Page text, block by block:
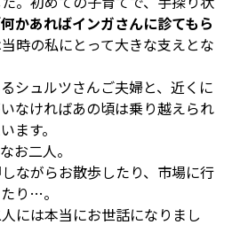
何かあればインガさんに診てもら
時の私にとって大きな支えとな
シュルツさんご夫婦と、近くに
なければあの頃は乗り越えられ
ます。
お二人。
ながらお散歩したり、市場に行
り…。
には本当にお世話になりまし